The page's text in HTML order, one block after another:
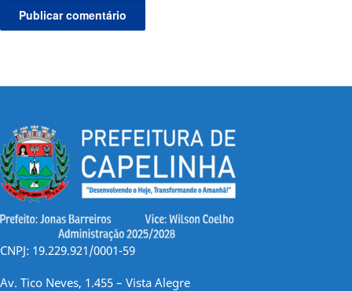
CNPJ: 19.229.921/0001-59
Av. Tico Neves, 1.455 – Vista Alegre